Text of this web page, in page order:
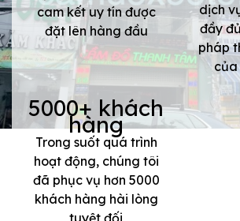
cam kết uy tín được
đặt lên hàng đầu
dịch
đầy
pháp
5000+ khách
hàng
Trong suốt quá trình
hoạt động, chúng tôi
đã phục vụ hơn 5000
khách hàng hài lòng
tuyệt đối